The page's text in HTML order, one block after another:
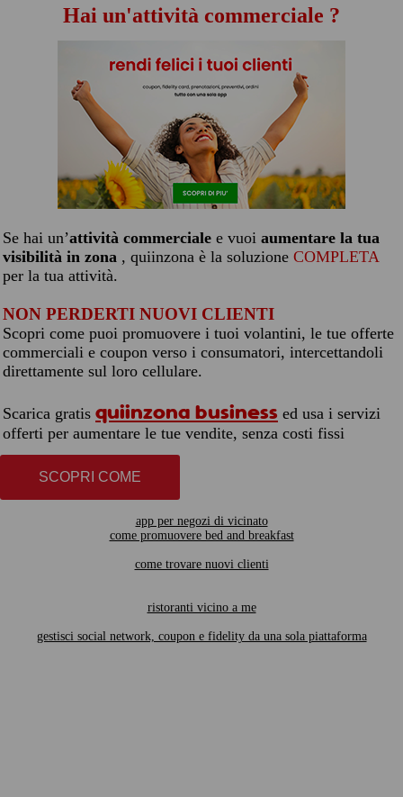
Hai un'attività commerciale ?
Se hai un’attività commerciale e vuoi aumentare la tua
visibilità in zona , quiinzona è la soluzione COMPLETA
per la tua attività.
NON PERDERTI NUOVI CLIENTI
Scopri come puoi promuovere i tuoi volantini, le tue offerte
commerciali e coupon verso i consumatori, intercettandoli
direttamente sul loro cellulare.
Scarica gratis quiinzona business ed usa i servizi
offerti per aumentare le tue vendite, senza costi fissi
SCOPRI COME
app per negozi di vicinato
come promuovere bed and breakfast
come trovare nuovi clienti
ristoranti vicino a me
gestisci social network, coupon e fidelity da una sola piattaforma